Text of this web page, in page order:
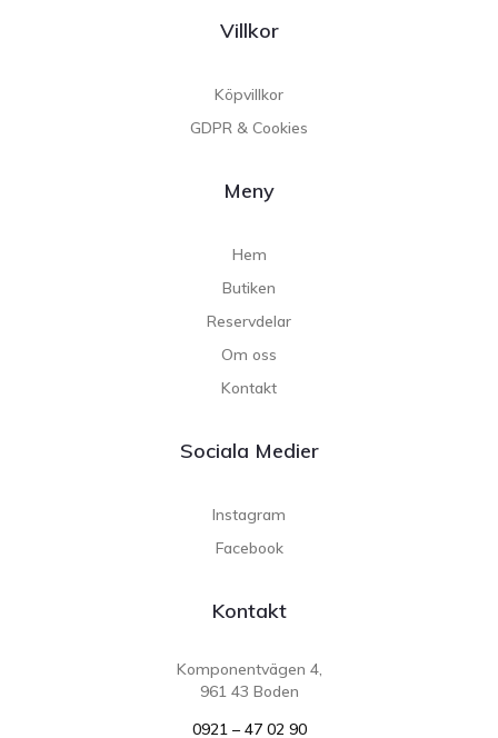
Villkor
Köpvillkor
GDPR & Cookies
Meny
Hem
Butiken
Reservdelar
Om oss
Kontakt
Sociala Medier
Instagram
Facebook
Kontakt
Komponentvägen 4,
961 43 Boden
0921 – 47 02 90